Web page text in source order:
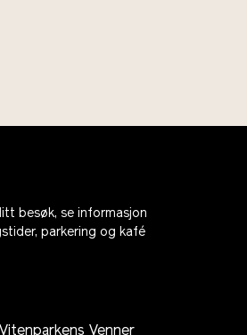
besøk, se informasjon
parkering og kafé
Venner